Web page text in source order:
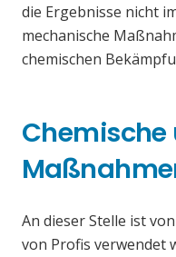
die Ergebnisse nicht
mechanische
chemischen
An dieser Stelle ist
von Profis verwendet